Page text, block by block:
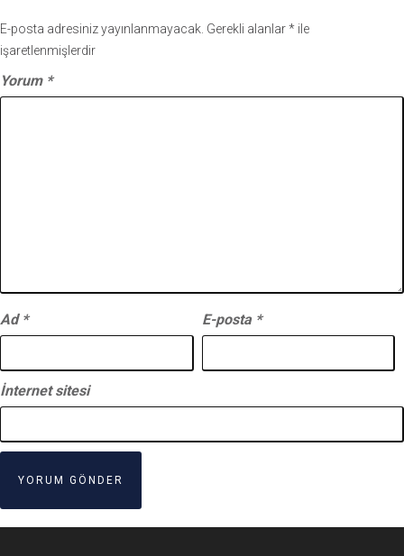
E-posta adresiniz yayınlanmayacak. Gerekli alanlar* ile
işaretlenmişlerdir
Yorum *
Ad * E-posta *
İnternet sitesi